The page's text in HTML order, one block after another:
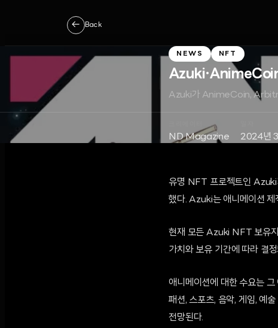
← Back
NEWS NFT
Azuki가 AnimeCoin,
ND Magazine 2024년
유명 NFT 프로젝트인
했다. Azuki는 애니메이션 제
현재 모든 Azuki NFT 보유
가치와 보유 기간에 따라 결
애니메이션에 대한 수요는
패션, 스포츠, 음악, 게임, 예
전망된다.